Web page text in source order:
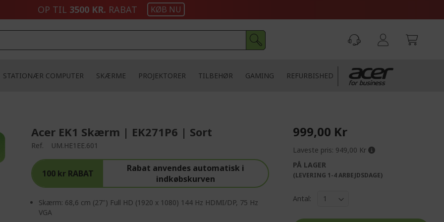
OP TIL 3500 KR. RABAT KØB NU
STATIONÆR COMPUTER SKÆRME PROJEKTORER TILBEHØR GAMING REFURBISHED
Acer EK1 Skærm | EK271P6 | Sort
Ref. UM.HE1EE.601
100 kr RABAT
Rabat anvendes automatisk i
indkøbskurven
Skærm: 68,6 cm (27") Full HD (1920 x 1080) 144 Hz HDMI/DP, 75 Hz
VGA
999,00 Kr
Laveste pris: 949,00 Kr
PÅ LAGER
(LEVERING 1-4 ARBEJDSDAGE)
Antal: